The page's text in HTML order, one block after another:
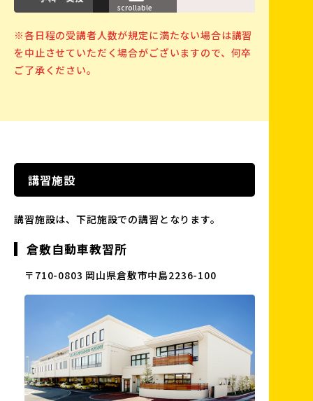
scrollable
※各日程の受講者人数が規定に満たない場合は講習
を中止させていただく場合がございますので、何卒
ご了承ください。
講習施設
講習施設は、下記施設での講習となります。
倉敷自動車教習所
〒710-0803 岡山県倉敷市中島2236-100